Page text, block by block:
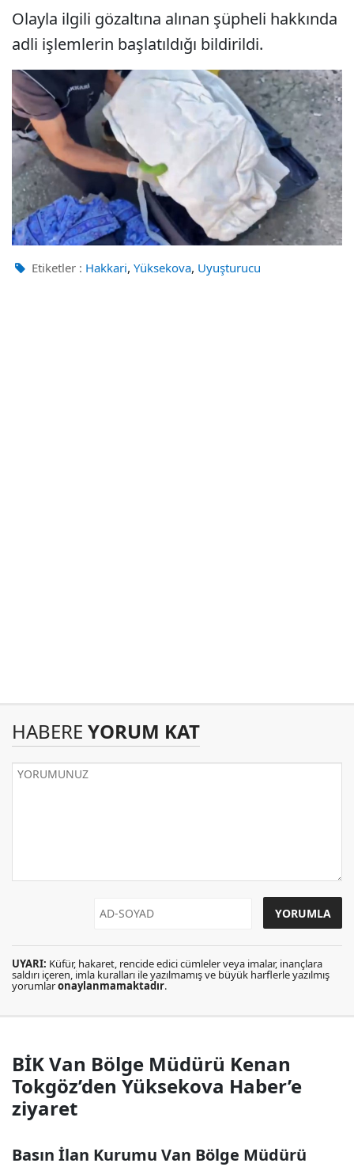
Olayla ilgili gözaltına alınan şüpheli hakkında
adli işlemlerin başlatıldığı bildirildi.
Etiketler : Hakkari, Yüksekova, Uyuşturucu
HABERE YORUM KAT
UYARI: Küfür, hakaret, rencide edici cümleler veya imalar, inançlara
saldırı içeren, imla kuralları ile yazılmamış ve büyük harflerle yazılmış
yorumlaronaylanmamaktadır.
BİK Van Bölge Müdürü Kenan
Tokgöz’den Yüksekova Haber’e
ziyaret
Basın İlan Kurumu Van Bölge Müdürü